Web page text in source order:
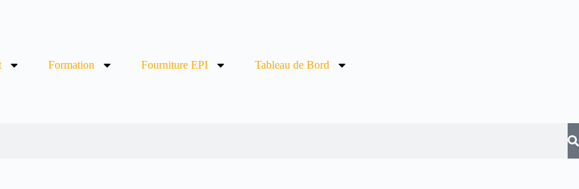
Formation Fourniture EPI Tableau de Bord